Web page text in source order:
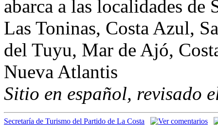
abarca a las localidades
Las Toninas, Costa Azul,
del Tuyu, Mar de Ajó,
Nueva Atlantis
Sitio en español, revisado
Secretaría de Turismo del Partido de La Costa